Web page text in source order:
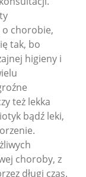
o chorobie,
tak, bo
higieny i
też lekka
bądź leki,
choroby, z
długi czas.